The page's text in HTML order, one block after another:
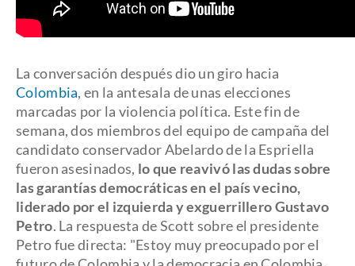
La conversación después dio un giro hacia
Colombia, en la antesala de unas elecciones
marcadas por la violencia política. Este fin de
semana, dos miembros del equipo de campaña del
candidato conservador Abelardo de la Espriella
fueron asesinados, lo que reavivó las dudas sobre
las garantías democráticas en el país vecino,
liderado por el izquierda y exguerrillero Gustavo
Petro. La respuesta de Scott sobre el presidente
Petro fue directa: "Estoy muy preocupado por el